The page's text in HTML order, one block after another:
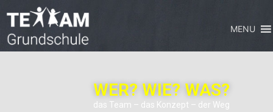
MENU
WER? WIE? WAS?
das Team – das Konzept – der Weg